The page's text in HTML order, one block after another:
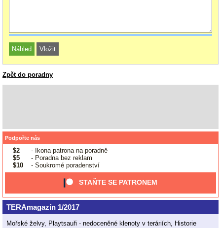
Zpět do poradny
Podpořte nás
$2
- Ikona patrona na poradně
$5
- Poradna bez reklam
$10
- Soukromé poradenství
STAŇTE SE PATRONEM
TERAmagazín 1/2017
Mořské želvy, Playtsauři - nedoceněné klenoty v teráriích, Historie